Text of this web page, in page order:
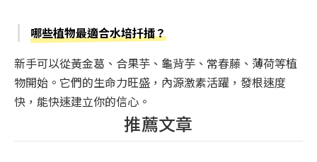
哪些植物最適合水培扦插？
新手可以從黃金葛、合果芋、龜背芋、常春藤、薄荷等植
物開始。它們的生命力旺盛，內源激素活躍，發根速度
快，能快速建立你的信心。
推薦文章